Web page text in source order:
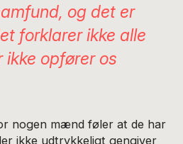
og det er
forklarer ikke alle
opfører os
nogen mænd føler at de har
ikke udtrykkeligt gengiver